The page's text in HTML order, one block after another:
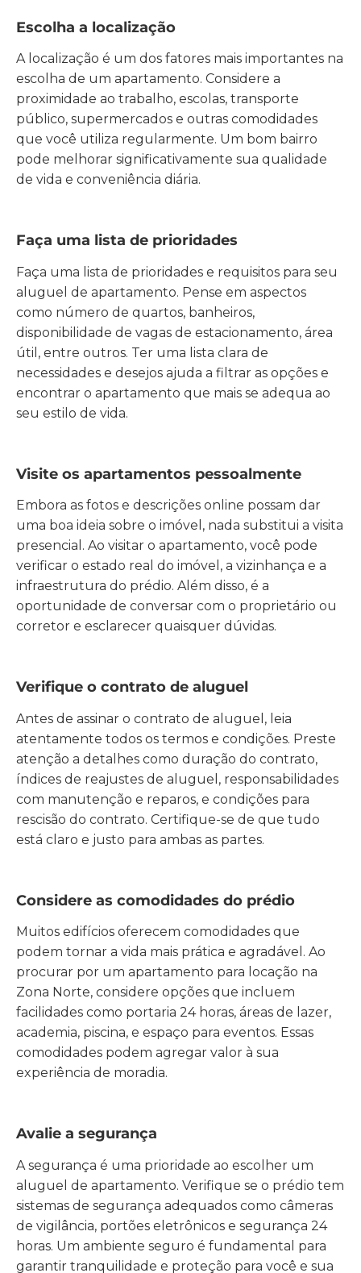
Escolha a localização
A localização é um dos fatores mais importantes na
escolha de um apartamento. Considere a
proximidade ao trabalho, escolas, transporte
público, supermercados e outras comodidades
que você utiliza regularmente. Um bom bairro
pode melhorar significativamente sua qualidade
de vida e conveniência diária.
Faça uma lista de prioridades
Faça uma lista de prioridades e requisitos para seu
aluguel de apartamento. Pense em aspectos
como número de quartos, banheiros,
disponibilidade de vagas de estacionamento, área
útil, entre outros. Ter uma lista clara de
necessidades e desejos ajuda a filtrar as opções e
encontrar o apartamento que mais se adequa ao
seu estilo de vida.
Visite os apartamentos pessoalmente
Embora as fotos e descrições online possam dar
uma boa ideia sobre o imóvel, nada substitui a visita
presencial. Ao visitar o apartamento, você pode
verificar o estado real do imóvel, a vizinhança e a
infraestrutura do prédio. Além disso, é a
oportunidade de conversar com o proprietário ou
corretor e esclarecer quaisquer dúvidas.
Verifique o contrato de aluguel
Antes de assinar o contrato de aluguel, leia
atentamente todos os termos e condições. Preste
atenção a detalhes como duração do contrato,
índices de reajustes de aluguel, responsabilidades
com manutenção e reparos, e condições para
rescisão do contrato. Certifique-se de que tudo
está claro e justo para ambas as partes.
Considere as comodidades do prédio
Muitos edifícios oferecem comodidades que
podem tornar a vida mais prática e agradável. Ao
procurar por um apartamento para locação na
Zona Norte, considere opções que incluem
facilidades como portaria 24 horas, áreas de lazer,
academia, piscina, e espaço para eventos. Essas
comodidades podem agregar valor à sua
experiência de moradia.
Avalie a segurança
A segurança é uma prioridade ao escolher um
aluguel de apartamento. Verifique se o prédio tem
sistemas de segurança adequados como câmeras
de vigilância, portões eletrônicos e segurança 24
horas. Um ambiente seguro é fundamental para
garantir tranquilidade e proteção para você e sua